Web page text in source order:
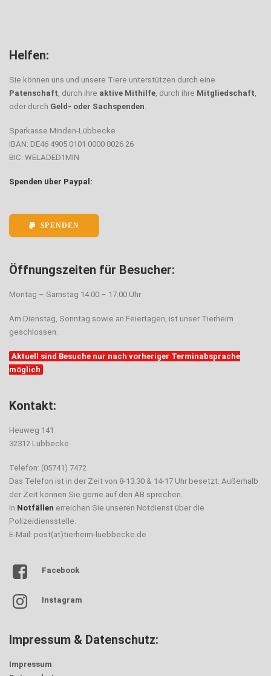
Helfen:
Sie können uns und unsere Tiere unterstützen durch eine
Patenschaft, durch ihre aktive Mithilfe, durch ihre Mitgliedschaft,
oder durch Geld- oder Sachspenden.
Sparkasse Minden-Lübbecke
IBAN: DE46 4905 0101 0000 0026 26
BIC: WELADED1MIN
Spenden über Paypal:
SPENDEN
Öffnungszeiten für Besucher:
Montag – Samstag 14.00 – 17.00 Uhr
Am Dienstag, Sonntag sowie an Feiertagen, ist unser Tierheim
geschlossen.
Aktuell sind Besuche nur nach vorheriger Terminabsprache
möglich
Kontakt:
Heuweg 141
32312 Lübbecke
Telefon: (05741) 7472
Das Telefon ist in der Zeit von 8-13.30 & 14-17 Uhr besetzt. Außerhalb
der Zeit können Sie gerne auf den AB sprechen.
In Notfällen erreichen Sie unseren Notdienst über die
Polizeidiensstelle.
E-Mail: post(at)tierheim-luebbecke.de
Facebook
Instagram
Impressum & Datenschutz:
Impressum